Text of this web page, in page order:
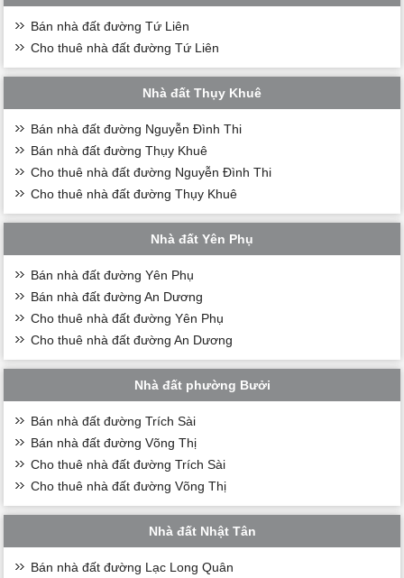
Bán nhà đất đường Tứ Liên
Cho thuê nhà đất đường Tứ Liên
Nhà đất Thụy Khuê
Bán nhà đất đường Nguyễn Đình Thi
Bán nhà đất đường Thụy Khuê
Cho thuê nhà đất đường Nguyễn Đình Thi
Cho thuê nhà đất đường Thụy Khuê
Nhà đất Yên Phụ
Bán nhà đất đường Yên Phụ
Bán nhà đất đường An Dương
Cho thuê nhà đất đường Yên Phụ
Cho thuê nhà đất đường An Dương
Nhà đất phường Bưởi
Bán nhà đất đường Trích Sài
Bán nhà đất đường Võng Thị
Cho thuê nhà đất đường Trích Sài
Cho thuê nhà đất đường Võng Thị
Nhà đất Nhật Tân
Bán nhà đất đường Lạc Long Quân